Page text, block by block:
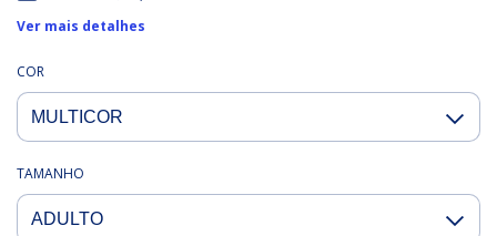
Ver mais detalhes
COR
TAMANHO